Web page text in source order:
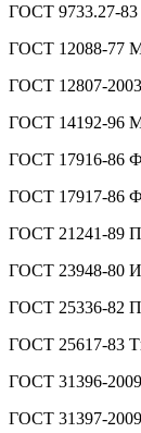
ГОСТ 9733.27-83
ГОСТ 12088-77
ГОСТ 12807-
ГОСТ 14192-96
ГОСТ 17916-86
ГОСТ 17917-86
ГОСТ 21241-89
ГОСТ 23948-80
ГОСТ 25336-82
ГОСТ 25617-83
ГОСТ 31396-
ГОСТ 31397-